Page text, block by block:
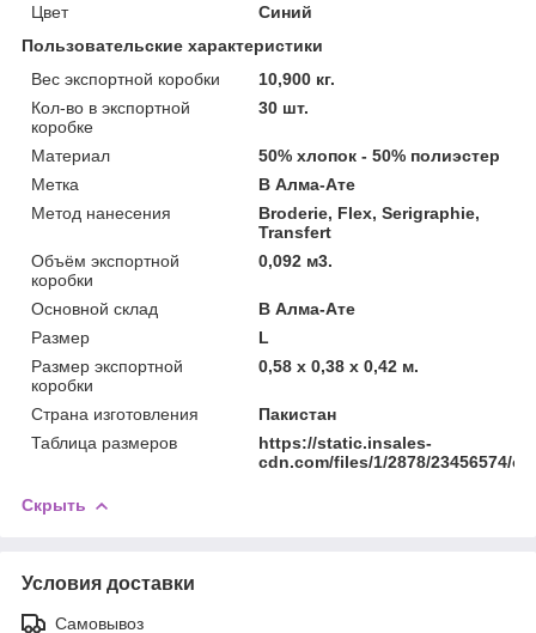
Цвет
Синий
Пользовательские характеристики
Вес экспортной коробки
10,900 кг.
Кол-во в экспортной
коробке
30 шт.
Материал
50% хлопок - 50% полиэстер
Метка
В Алма-Ате
Метод нанесения
Broderie, Flex, Serigraphie,
Transfert
Объём экспортной
коробки
0,092 м3.
Основной склад
В Алма-Ате
Размер
L
Размер экспортной
коробки
0,58 x 0,38 x 0,42 м.
Страна изготовления
Пакистан
Таблица размеров
https://static.insales-
cdn.com/files/1/2878/23456574/
Скрыть
Условия доставки
Самовывоз